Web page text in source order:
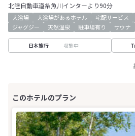
北陸自動車道糸魚川インターより90分
大浴場 大浴場があるホテル 宅配サービス
ジャグジー
天然温泉 駐車場有り サウナ
日本旅行 収集中